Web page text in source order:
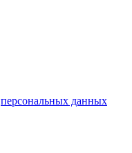
персональных данных